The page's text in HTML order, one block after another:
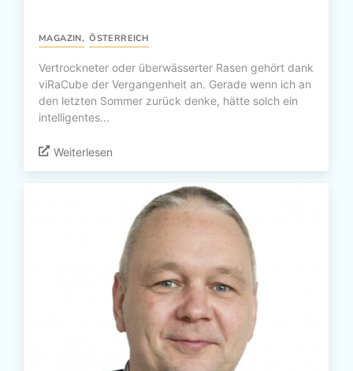
MAGAZIN, ÖSTERREICH
Vertrockneter oder überwässerter Rasen gehört dank
viRaCube der Vergangenheit an. Gerade wenn ich an
den letzten Sommer zurück denke, hätte solch ein
intelligentes...
Weiterlesen